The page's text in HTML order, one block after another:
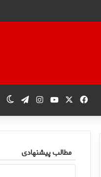
فیس بوکیوتیوباینستاگرام
تلگرام
مطالب پیشنهادی